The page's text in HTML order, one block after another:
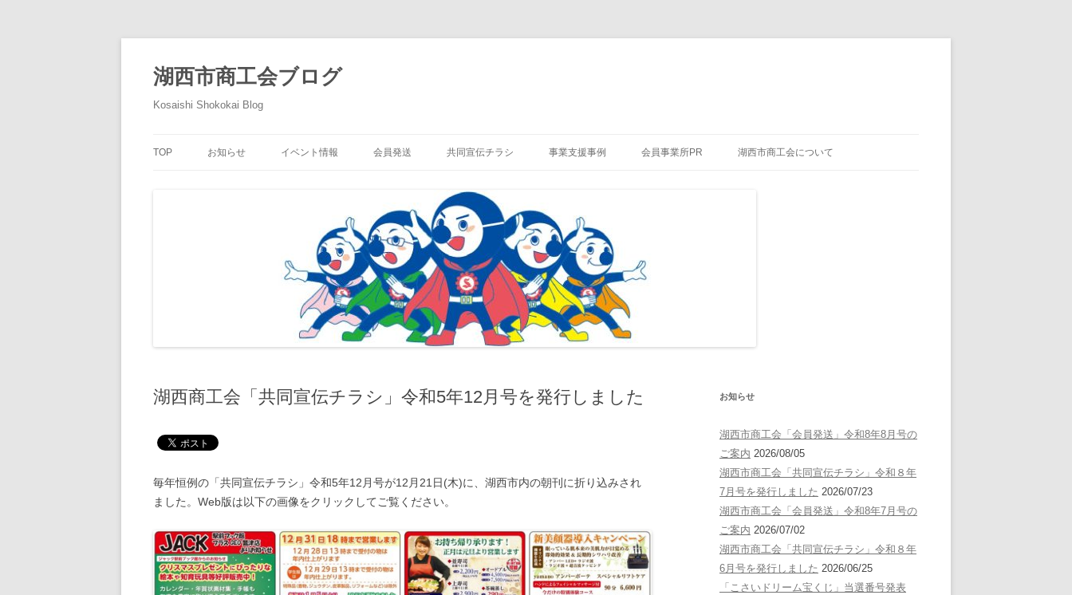
テ
ン
ツ
へ
ス
湖西市商工会ブログ
Kosaishi Shokokai Blog
TOP お知らせ イベント情報 会員発送 共同宣伝チラシ 事業支援事例 会員事業所PR 湖西市商工会について
湖西商工会「共同宣伝チラシ」令和5年12月号を発行しました
毎年恒例の「共同宣伝チラシ」令和5年12月号が12月21日(木)に、湖西市内の朝刊に折り込みされ
ました。Web版は以下の画像をクリックしてご覧ください。
お知らせ
湖西市商工会「会員発送」令和8年8月号の
ご案内 2026/08/05
湖西市商工会「共同宣伝チラシ」令和８年
7月号を発行しました 2026/07/23
湖西市商工会「会員発送」令和8年7月号の
ご案内 2026/07/02
湖西市商工会「共同宣伝チラシ」令和８年
6月号を発行しました 2026/06/25
「こさいドリーム宝くじ」当選番号発表